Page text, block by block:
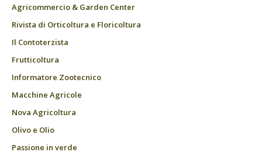
Agricommercio & Garden Center
Rivista di Orticoltura e Floricoltura
Il Contoterzista
Frutticoltura
Informatore Zootecnico
Macchine Agricole
Nova Agricoltura
Olivo e Olio
Passione in verde